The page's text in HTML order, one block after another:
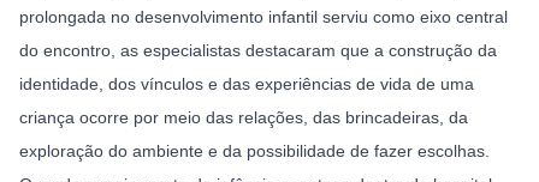
prolongada no desenvolvimento infantil serviu como eixo central
do encontro, as especialistas destacaram que a construção da
identidade, dos vínculos e das experiências de vida de uma
criança ocorre por meio das relações, das brincadeiras, da
exploração do ambiente e da possibilidade de fazer escolhas.